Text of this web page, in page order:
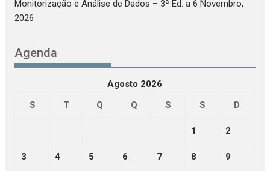
Monitorização e Análise de Dados – 3ª Ed. a 6 Novembro,
2026
Agenda
Agosto 2026
S
T Q Q S S D
1 2
3 4 5 6 7 8 9